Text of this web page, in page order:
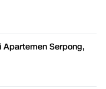
Apartemen Serpong,